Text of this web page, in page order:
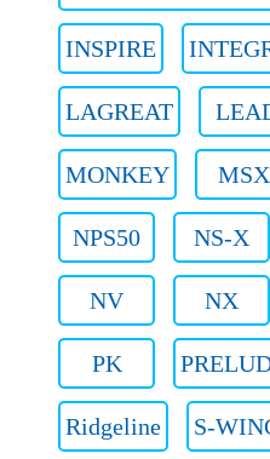
INSPIRE
LAGREAT
MONKEY MSX
NPS50 NS-X
NV NX
PK
Ridgeline S-